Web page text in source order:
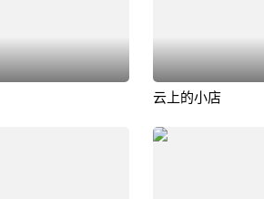
云上的小店